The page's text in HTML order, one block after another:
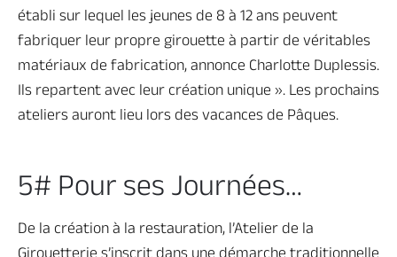
établi sur lequel les jeunes de 8 à 12 ans peuvent
fabriquer leur propre girouette à partir de véritables
matériaux de fabrication, annonce Charlotte Duplessis.
Ils repartent avec leur création unique ». Les prochains
ateliers auront lieu lors des vacances de Pâques.
5# Pour ses Journées…
De la création à la restauration, l’Atelier de la
Girouetterie s’inscrit dans une démarche traditionnelle